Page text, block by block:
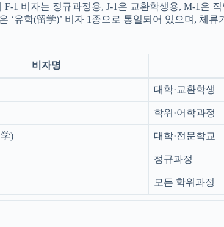
1 비자는 정규과정용, J-1은 교환학생용, M-1은
‘유학(留学)’ 비자 1종으로 통일되어 있으며, 체
비자명
대학·교환학생
학위·어학과정
) 대학·전문학교
정규과정
모든 학위과정